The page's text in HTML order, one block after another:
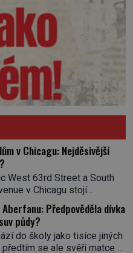
v Chicagu: Nejděsivější
West 63rd Street a South
v Chicagu stojí
pošta. Nemá žádný speciální
desku. A přesto prý
neradi chodí do
tady totiž sídlil sériový
a také
Předpověděla dívka
půdy?
do školy jako tisíce jiných
se ale svěří matce s